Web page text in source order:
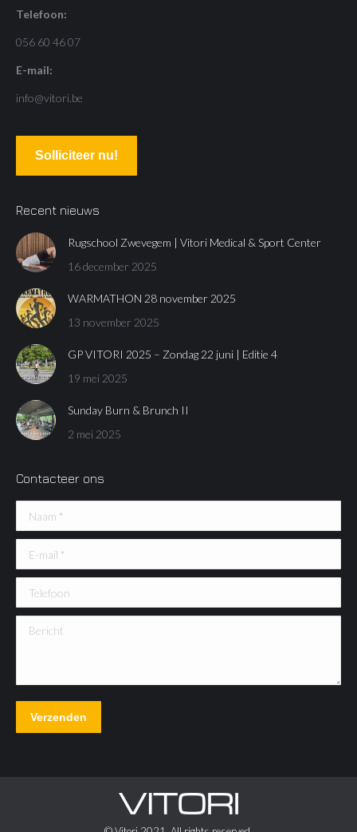
Telefoon:
056 60 46 07
E-mail:
info@vitori.be
Solliciteer nu!
Recent nieuws
Rugschool Zwevegem | Vitori Medical & Sport Center
16 december 2025
WARMATHON 28 november 2025
13 november 2025
GP VITORI 2025 – Zondag 22 juni | Editie 4
19 mei 2025
Sunday Burn & Brunch II
2 mei 2025
Contacteer ons
Naam *
E-mail *
Telefoon
Bericht
Verzenden